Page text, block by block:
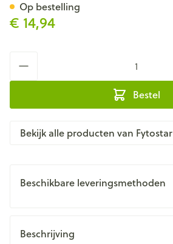
€ 14,94
Bestel
Op bestelling
Bekijk alle producten van Fytostar
Beschikbare leveringsmethoden
Beschrijving